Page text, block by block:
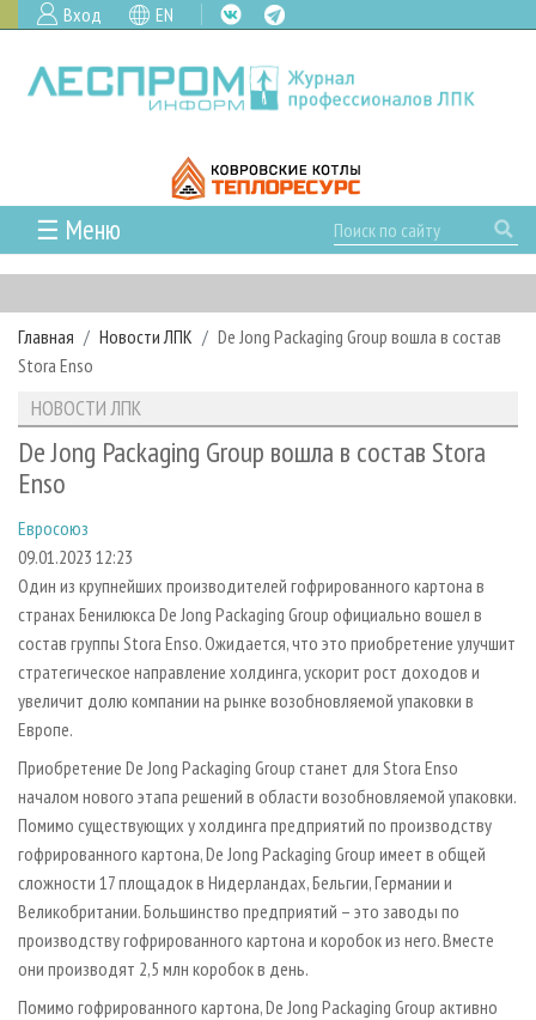
Вход EN
☰ Меню
ГЛАВНАЯ
РУБРИКИ И ТЕМЫ
РУБРИКИ ЖУРНАЛА
ЛЕСОЗАГОТОВКА
ЛЕСОПИЛЕНИЕ
СУШКА ДРЕВЕСИНЫ
ПРОИЗВОДСТВО ДРЕВЕСНЫХ ПЛИТ
ДЕРЕВЯННОЕ ДОМОСТРОЕНИЕ
ПРОИЗВОДСТВО МЕБЕЛИ
БИОЭНЕРГЕТИКА
ИНСТРУМЕНТ И МАТЕРИАЛЫ
НОВОСТИ
НОВОСТИ ЛПК
НОВОСТИ ЖУРНАЛА
ПРОЕКТЫ ЛПИ
АНАЛИТИКА
ПРЕДПРИЯТИЯ ЛПК
ПЕРСОНЫ
МОБИЛЬНЫЕ ВЫСТАВКИ
ОФИЦИАЛЬНЫЕ ДЕЛЕГАЦИИ
ПРИОРИТЕТНЫЕ ИНВЕСТПРОЕКТЫ
RUSSIAN FORESTRY REVIEW
ГАЗЕТА ЛЕСПРОМФОРУМ
БИБЛИОТЕКА СПЕЦИАЛИСТА
АРХИВ
АРХИВ ЖУРНАЛОВ
О ЖУРНАЛЕ
КОНТАКТЫ
РЕКЛАМОДАТЕЛЯМ
РЕКЛАМА
РЕКЛАМА НА САЙТЕ
Главная Новости ЛПК
De Jong Packaging Group вошла в состав
Stora Enso
НОВОСТИ ЛПК
De Jong Packaging Group вошла в состав Stora
Enso
Евросоюз
09.01.2023 12:23
Один из крупнейших производителей гофрированного картона в
странах Бенилюкса De Jong Packaging Group официально вошел в
состав группы Stora Enso. Ожидается, что это приобретение улучшит
стратегическое направление холдинга, ускорит рост доходов и
увеличит долю компании на рынке возобновляемой упаковки в
Европе.
Приобретение De Jong Packaging Group станет для Stora Enso
началом нового этапа решений в области возобновляемой упаковки.
Помимо существующих у холдинга предприятий по производству
гофрированного картона, De Jong Packaging Group имеет в общей
сложности 17 площадок в Нидерландах, Бельгии, Германии и
Великобритании. Большинство предприятий – это заводы по
производству гофрированного картона и коробок из него. Вместе
они производят 2,5 млн коробок в день.
Помимо гофрированного картона, De Jong Packaging Group активно